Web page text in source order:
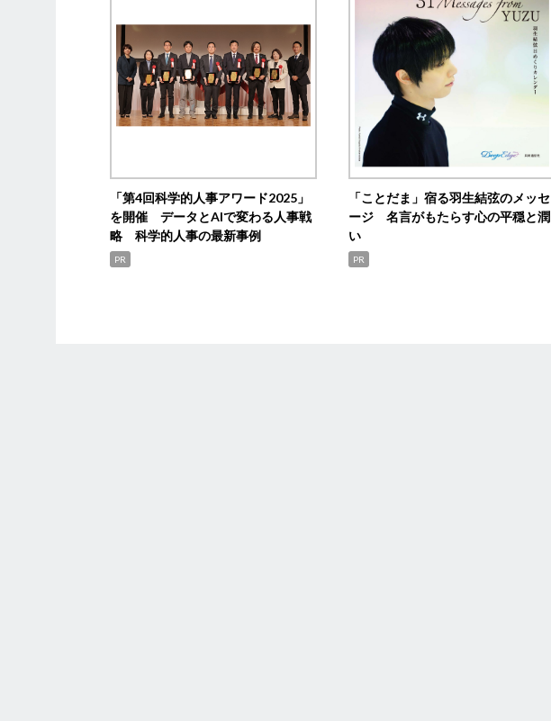
「第4回科学的人事アワード2025」
を開催 データとAIで変わる人事戦
略 科学的人事の最新事例
PR
「ことだま」宿る羽生結弦のメッセ
ージ 名言がもたらす心の平穏と潤
い
PR